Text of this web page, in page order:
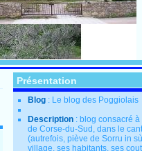
Présentation
Blog : Le blog des Poggiolais
Description : blog consacré
de Corse-du-Sud, dans le
(autrefois, piève de Sorru in
village, ses habitants, ses